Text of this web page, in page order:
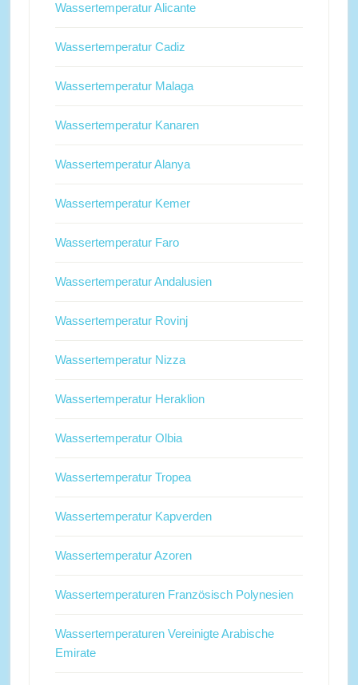
Wassertemperatur Alicante
Wassertemperatur Cadiz
Wassertemperatur Malaga
Wassertemperatur Kanaren
Wassertemperatur Alanya
Wassertemperatur Kemer
Wassertemperatur Faro
Wassertemperatur Andalusien
Wassertemperatur Rovinj
Wassertemperatur Nizza
Wassertemperatur Heraklion
Wassertemperatur Olbia
Wassertemperatur Tropea
Wassertemperatur Kapverden
Wassertemperatur Azoren
Wassertemperaturen Französisch Polynesien
Wassertemperaturen Vereinigte Arabische
Emirate